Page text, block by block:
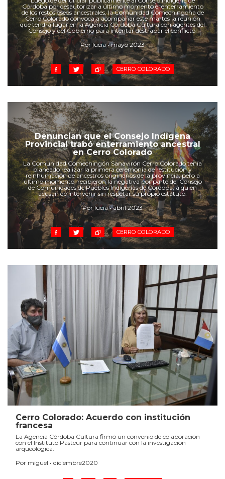
Cruz del Eje
Corredor de Ansenuza
La Carlota y zona
Laboulaye y sur
Bell Ville
Río Tercero
Despeñaderos
Córdoba por desautorizar a último momento el enterramiento
de los restos óseos ancestrales, la Comunidad Comechingona de
Cerro Colorado convoca a acompañar este martes la reunión
que tendrá lugar en la Agencia Córdoba Cultura con agentes del
Consejo y del Gobierno para intentar destrabar el conflicto.
Por lucia • mayo 2023
CERRO COLORADO
Denuncian que el Consejo Indígena
Provincial trabó enterramiento ancestral
en Cerro Colorado
La Comunidad Comechingón Sanavirón Cerro Colorado tenía
planeado realizar la primera ceremonia de restitución y
reinhumación de ancestros originarios de la provincia, pero a
último momento, recibieron la negativa por parte del Consejo
de Comunidades de Pueblos Indígenas de Córdoba, a quien
acusan de intervenir sin respetar su propio estatuto.
Por lucia • abril 2023
CERRO COLORADO
Cerro Colorado: Acuerdo con institución
francesa
La Agencia Córdoba Cultura firmó un convenio de colaboración
con el Instituto Pasteur para continuar con la investigación
arqueológica.
Por miguel • diciembre2020